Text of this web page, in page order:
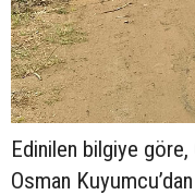
Edinilen bilgiye göre,
Osman